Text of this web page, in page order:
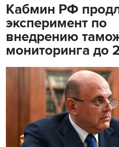
Кабмин РФ
эксперимент по
внедрению
мониторинга до